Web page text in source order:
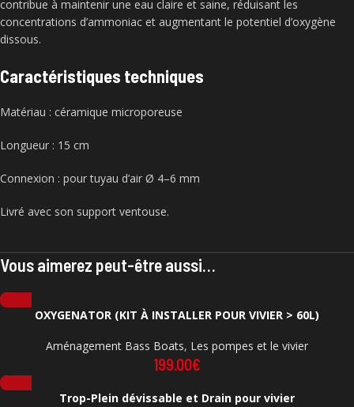
contribue à maintenir une eau claire et saine, réduisant les
concentrations d’ammoniac et augmentant le potentiel d’oxygène
dissous.
Caractéristiques techniques
Matériau : céramique microporeuse
Longueur : 15 cm
Connexion : pour tuyau d’air Ø 4–6 mm
Livré avec son support ventouse.
Vous aimerez peut-être aussi…
OXYGENATOR (KIT À INSTALLER POUR VIVIER > 60L)
Aménagement Bass Boats, Les pompes et le vivier
199.00€
Trop-Plein dévissable et Drain pour vivier